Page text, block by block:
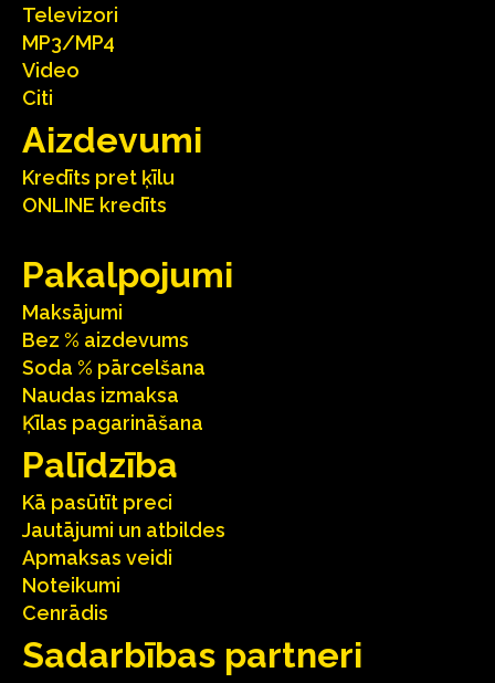
Televizori
MP3/MP4
Video
Citi
Aizdevumi
Kredīts pret ķīlu
ONLINE kredīts
Pakalpojumi
Maksājumi
Bez % aizdevums
Soda % pārcelšana
Naudas izmaksa
Ķīlas pagarināšana
Palīdzība
Kā pasūtīt preci
Jautājumi un atbildes
Apmaksas veidi
Noteikumi
Cenrādis
Sadarbības partneri